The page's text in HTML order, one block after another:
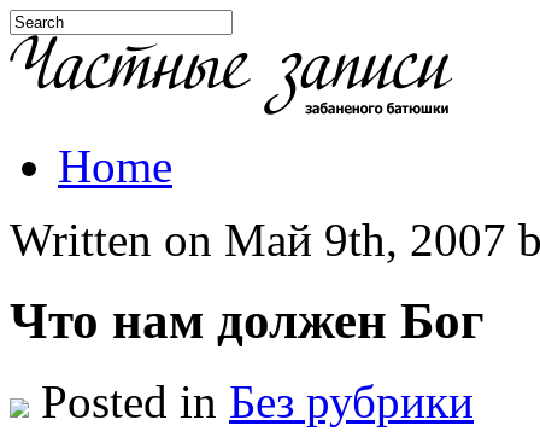
Home
Written on Май 9th, 2007
Что нам должен Бог
Posted in Без рубрики